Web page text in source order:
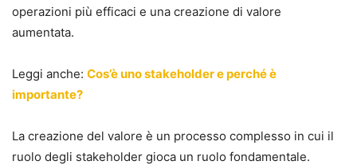
operazioni più efficaci e una creazione di valore
aumentata.
Leggi anche: Cos’è uno stakeholder e perché è
importante?
La creazione del valore è un processo complesso in cui il
ruolo degli stakeholder gioca un ruolo fondamentale.